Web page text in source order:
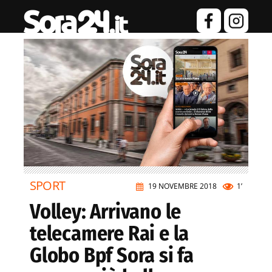
19 NOVEMBRE 2018 1’
SPORT
Volley: Arrivano le
telecamere Rai e la
Globo Bpf Sora si fa